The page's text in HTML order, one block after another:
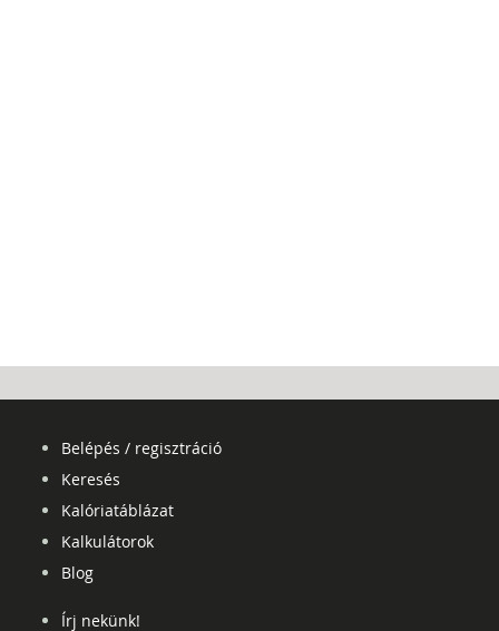
Belépés / regisztráció
Keresés
Kalóriatáblázat
Kalkulátorok
Blog
Írj nekünk!